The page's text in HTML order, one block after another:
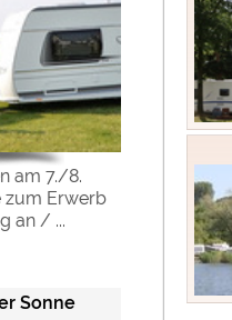
am 7./8.
zum Erwerb
an / ...
Sonne